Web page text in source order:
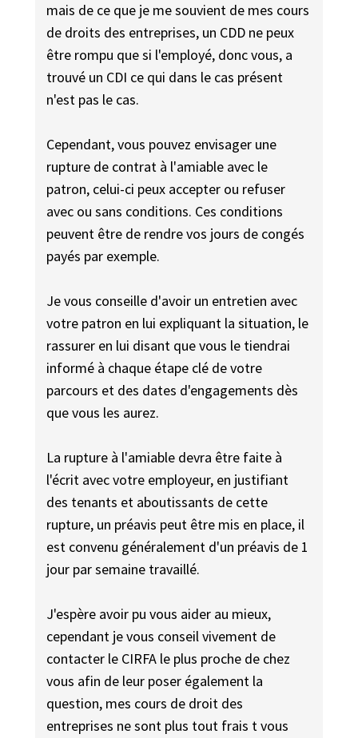
mais de ce que je me souvient de mes cours
de droits des entreprises, un CDD ne peux
être rompu que si l'employé, donc vous, a
trouvé un CDI ce qui dans le cas présent
n'est pas le cas.
Cependant, vous pouvez envisager une
rupture de contrat à l'amiable avec le
patron, celui-ci peux accepter ou refuser
avec ou sans conditions. Ces conditions
peuvent être de rendre vos jours de congés
payés par exemple.
Je vous conseille d'avoir un entretien avec
votre patron en lui expliquant la situation, le
rassurer en lui disant que vous le tiendrai
informé à chaque étape clé de votre
parcours et des dates d'engagements dès
que vous les aurez.
La rupture à l'amiable devra être faite à
l'écrit avec votre employeur, en justifiant
des tenants et aboutissants de cette
rupture, un préavis peut être mis en place, il
est convenu généralement d'un préavis de 1
jour par semaine travaillé.
J'espère avoir pu vous aider au mieux,
cependant je vous conseil vivement de
contacter le CIRFA le plus proche de chez
vous afin de leur poser également la
question, mes cours de droit des
entreprises ne sont plus tout frais t vous